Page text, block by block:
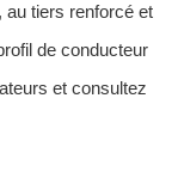
au tiers renforcé et
de conducteur
et consultez